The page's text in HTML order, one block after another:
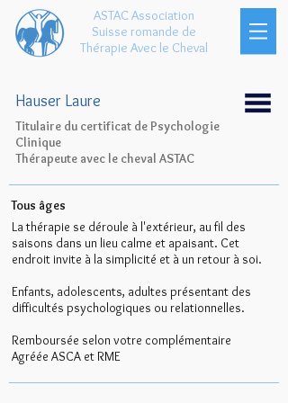
ASTAC Association
Suisse romande de
Thérapie Avec le Cheval
Hauser Laure
Titulaire du certificat de Psychologie
Clinique
Thérapeute avec le cheval ASTAC
Tous âges
La thérapie se déroule à l'extérieur, au fil des
saisons dans un lieu calme et apaisant. Cet
endroit invite à la simplicité et à un retour à soi.
Enfants, adolescents, adultes présentant des
difficultés psychologiques ou relationnelles.
Remboursée selon votre complémentaire
Agréée ASCA et RME